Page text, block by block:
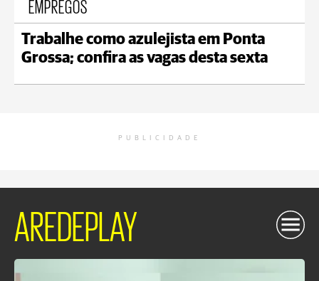
EMPREGOS
Trabalhe como azulejista em Ponta
Grossa; confira as vagas desta sexta
PUBLICIDADE
AREDEPLAY